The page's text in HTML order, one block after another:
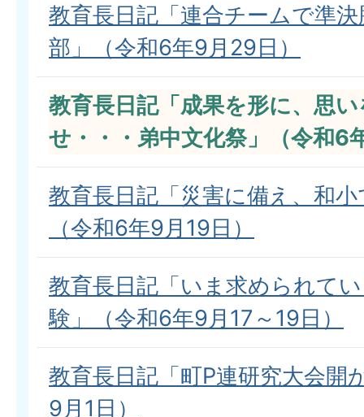
教育長日記「連合チームで準
部」（令和6年9月29日）
教育長日記「成果を形に、思
せ・・・弟中文化祭」（令和6
教育長日記「災害に備え、和
（令和6年9月19日）
教育長日記「いま求められて
験」（令和6年9月17～19日）
教育長日記「町P連研究大会開
9月1日）